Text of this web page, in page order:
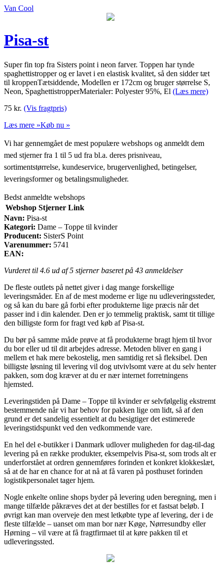
Van Cool
Pisa-st
Super fin top fra Sisters point i neon farver. Toppen har tynde
spaghettistropper og er lavet i en elastisk kvalitet, så den sidder tæt
til kroppenTætsiddende, Modellen er 172cm og bruger størrelse S,
Neon, SpaghettistropperMaterialer: Polyester 95%, El (Læs mere)
75 kr. (Vis fragtpris)
Læs mere »Køb nu »
Vi har gennemgået de mest populære webshops og anmeldt dem
med stjerner fra 1 til 5 ud fra bl.a. deres prisniveau,
sortimentstørrelse, kundeservice, brugervenlighed, betingelser,
leveringsformer og betalingsmuligheder.
Bedst anmeldte webshops
Webshop Stjerner Link
Navn: Pisa-st
Kategori: Dame – Toppe til kvinder
Producent: SisterS Point
Varenummer: 5741
EAN:
Vurderet til 4.6 ud af 5 stjerner baseret på 43 anmeldelser
De fleste outlets på nettet giver i dag mange forskellige
leveringsmåder. En af de mest moderne er lige nu udleveringssteder,
og så kan du bare gå forbi efter produkterne lige præcis når det
passer ind i din kalender. Den er jo temmelig praktisk, samt tit tillige
den billigste form for fragt ved køb af Pisa-st.
Du bør på samme måde prøve at få produkterne bragt hjem til hvor
du bor eller ud til dit arbejdes adresse. Metoden bliver en gang i
mellem et hak mere bekostelig, men samtidig ret så fleksibel. Den
billigste løsning til levering vil dog utvivlsomt være at du selv henter
pakken, som dog kræver at du er nær internet forretningens
hjemsted.
Leveringstiden på Dame – Toppe til kvinder er selvfølgelig ekstremt
bestemmende når vi har behov for pakken lige om lidt, så af den
grund er det sandelig essentielt at du besigtiger det estimerede
leveringstidspunkt ved den vedkommende vare.
En hel del e-butikker i Danmark udlover muligheden for dag-til-dag
levering på en række produkter, eksempelvis Pisa-st, som trods alt er
underforstået at ordren gennemføres forinden et konkret klokkeslæt,
så at de har en chance for at nå at få varen på posthuset forinden
logistikpersonalet tager hjem.
Nogle enkelte online shops byder på levering uden beregning, men i
mange tilfælde påkræves det at der bestilles for et fastsat beløb. I
øvrigt kan man overveje den mest letkøbte type af levering, der i de
fleste tilfælde – uanset om man bor nær Køge, Nørresundby eller
Hørning – vil være at få fragtfirmaet til at køre pakken til et
udleveringssted.